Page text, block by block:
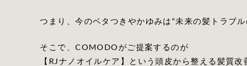
つまり、今のベタつきやかゆみは“未来の髪トラブル
そこで、COMODOがご提案するのが
【RJナノオイルケア】という頭皮から整える髪質改